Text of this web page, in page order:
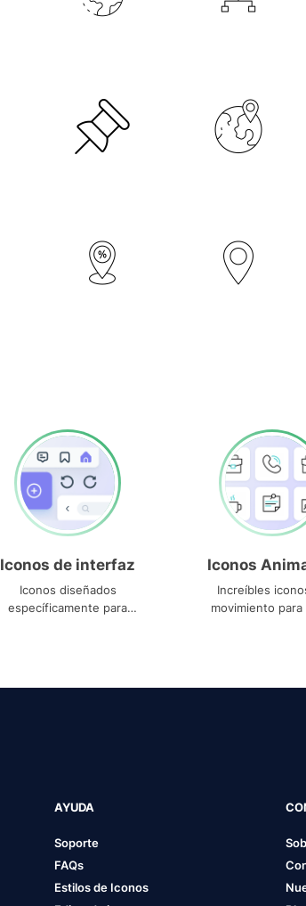
Iconos de interfaz
Iconos diseñados
específicamente para
Iconos
Increíbles
movimiento para
AYUDA
Soporte
FAQs
Estilos de Iconos